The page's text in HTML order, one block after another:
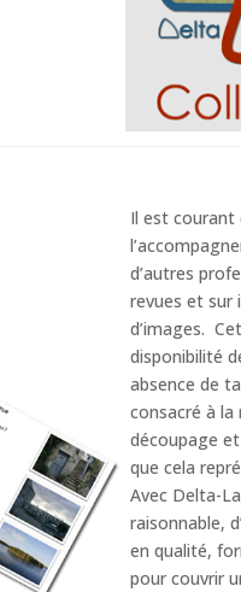
Il est courant
d’autres
revues et sur
d’images.
disponibilité
absence de
consacré à la
découpage
que cela
Avec Delta-
raisonnable,
en qualité,
pour couvrir